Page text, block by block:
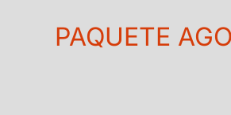
PAQUETE